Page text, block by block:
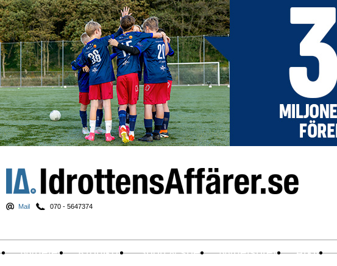
Mail 070 - 5647374
Nyheter Krönikor Sport & spel Nyhetsbrev Arkiv